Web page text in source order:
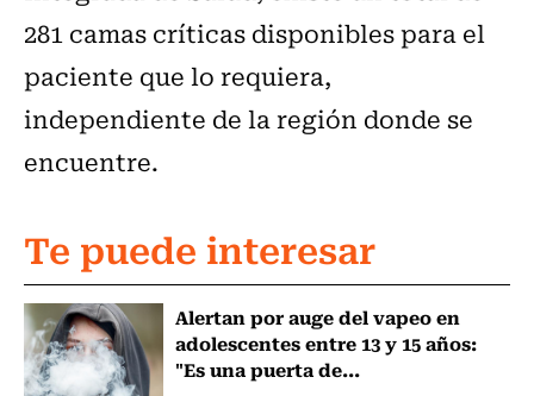
281 camas críticas disponibles para el
paciente que lo requiera,
independiente de la región donde se
encuentre.
Te puede interesar
Alertan por auge del vapeo en
adolescentes entre 13 y 15 años:
"Es una puerta de...